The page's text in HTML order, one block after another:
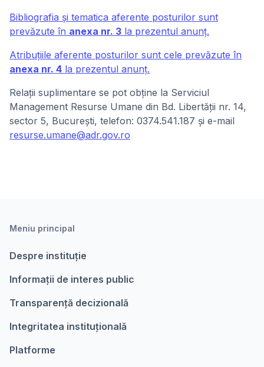
Bibliografia și tematica aferente posturilor sunt
prevăzute în anexa nr. 3 la prezentul anunț.
Atribuțiile aferente posturilor sunt cele prevăzute în
anexa nr. 4 la prezentul anunţ.
Relaţii suplimentare se pot obţine la Serviciul
Management Resurse Umane din Bd. Libertății nr. 14,
sector 5, București, telefon: 0374.541.187 și e-mail
resurse.umane@adr.gov.ro
Meniu principal
Despre instituție
Informații de interes public
Transparență decizională
Integritatea instituțională
Platforme